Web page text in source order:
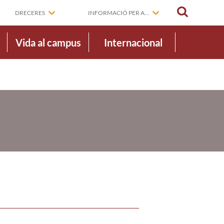
DRECERES INFORMACIÓ PER A...
Vida al campus Internacional